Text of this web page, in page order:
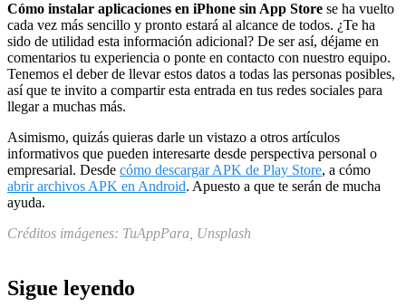
Cómo instalar aplicaciones en iPhone sin App Store se ha vuelto
cada vez más sencillo y pronto estará al alcance de todos. ¿Te ha
sido de utilidad esta información adicional? De ser así, déjame en
comentarios tu experiencia o ponte en contacto con nuestro equipo.
Tenemos el deber de llevar estos datos a todas las personas posibles,
así que te invito a compartir esta entrada en tus redes sociales para
llegar a muchas más.
Asimismo, quizás quieras darle un vistazo a otros artículos
informativos que pueden interesarte desde perspectiva personal o
empresarial. Desde cómo descargar APK de Play Store, a cómo
abrir archivos APK en Android. Apuesto a que te serán de mucha
ayuda.
Créditos imágenes: TuAppPara, Unsplash
Sigue leyendo